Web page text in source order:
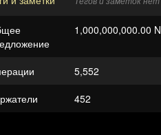
1,000,000,000.00
5,552
452